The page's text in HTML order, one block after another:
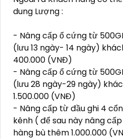
dung Lượng :
- Nâng cấp ổ cứng từ
(lưu 13 ngày- 14 ngày)
400.000 (VNĐ)
- Nâng cấp ổ cứng từ
(lưu 28 ngày-29 ngày)
1.500.000 (VNĐ)
- Nâng cấp từ đầu ghi 4
kênh ( để sau này nâng
hàng bù thêm 1.000.000